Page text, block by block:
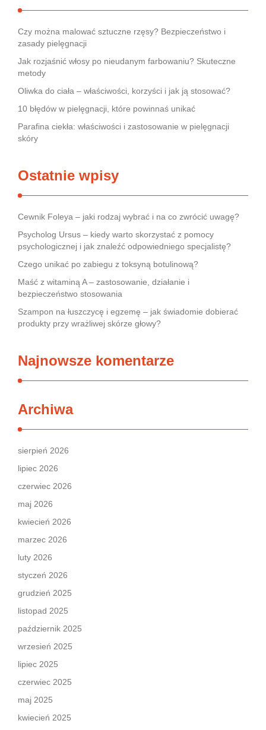
Czy można malować sztuczne rzęsy? Bezpieczeństwo i
zasady pielęgnacji
Jak rozjaśnić włosy po nieudanym farbowaniu? Skuteczne
metody
Oliwka do ciała – właściwości, korzyści i jak ją stosować?
10 błędów w pielęgnacji, które powinnaś unikać
Parafina ciekła: właściwości i zastosowanie w pielęgnacji
skóry
Ostatnie wpisy
Cewnik Foleya – jaki rodzaj wybrać i na co zwrócić uwagę?
Psycholog Ursus – kiedy warto skorzystać z pomocy
psychologicznej i jak znaleźć odpowiedniego specjalistę?
Czego unikać po zabiegu z toksyną botulinową?
Maść z witaminą A – zastosowanie, działanie i
bezpieczeństwo stosowania
Szampon na łuszczycę i egzemę – jak świadomie dobierać
produkty przy wrażliwej skórze głowy?
Najnowsze komentarze
Archiwa
sierpień 2026
lipiec 2026
czerwiec 2026
maj 2026
kwiecień 2026
marzec 2026
luty 2026
styczeń 2026
grudzień 2025
listopad 2025
październik 2025
wrzesień 2025
lipiec 2025
czerwiec 2025
maj 2025
kwiecień 2025